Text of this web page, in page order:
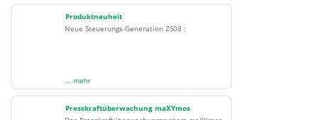
Produktneuheit
Neue Steuerungs-Generation ZS08 :
... mehr
Presskraftüberwachung maXYmos